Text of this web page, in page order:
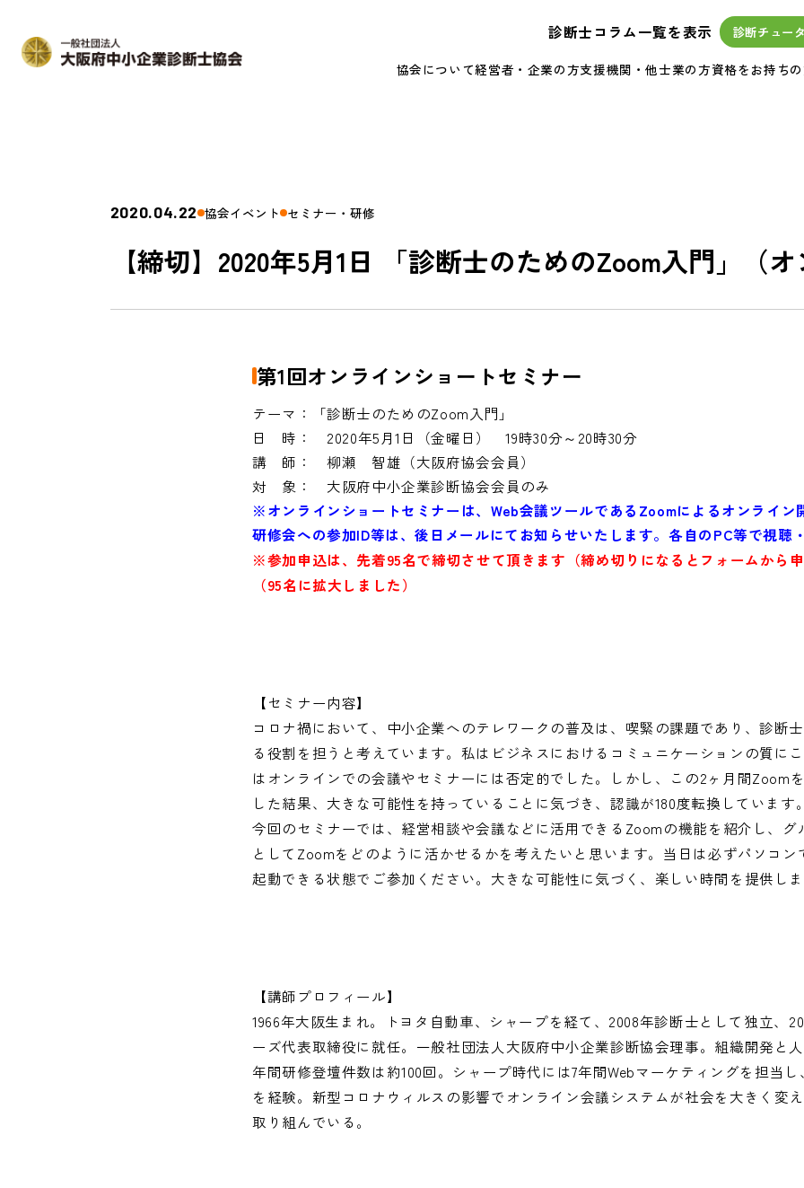
診断士コラム一覧を表示 診断チュー
協会について経営者・企業の方支援機関・他士業の方資格をお持ち
2020.04.22 協会イベント セミナー・研修
【締切】2020年5月1日 「診断士のためのZoom入門」（オ
第1回オンラインショートセミナー
テーマ：「診断士のためのZoom入門」
日 時： 2020年5月1日（金曜日） 19時30分～20時30分
講 師： 柳瀬 智雄（大阪府協会会員）
対 象： 大阪府中小企業診断協会会員のみ
※オンラインショートセミナーは、Web会議ツールであるZoomによるオンライン
研修会への参加ID等は、後日メールにてお知らせいたします。各自のPC等で視聴
※参加申込は、先着95名で締切させて頂きます（締め切りになるとフォームから申
（95名に拡大しました）
【セミナー内容】
コロナ禍において、中小企業へのテレワークの普及は、喫緊の課題であり、診断
る役割を担うと考えています。私はビジネスにおけるコミュニケーションの質に
はオンラインでの会議やセミナーには否定的でした。しかし、この2ヶ月間Zoom
した結果、大きな可能性を持っていることに気づき、認識が180度転換しています。
今回のセミナーでは、経営相談や会議などに活用できるZoomの機能を紹介し、グ
としてZoomをどのように活かせるかを考えたいと思います。当日は必ずパソコン
起動できる状態でご参加ください。大きな可能性に気づく、楽しい時間を提供しま
【講師プロフィール】
1966年大阪生まれ。トヨタ自動車、シャープを経て、2008年診断士として独立、
ーズ代表取締役に就任。一般社団法人大阪府中小企業診断協会理事。組織開発と人
年間研修登壇件数は約100回。シャープ時代には7年間Webマーケティングを担当
を経験。新型コロナウィルスの影響でオンライン会議システムが社会を大きく変
取り組んでいる。